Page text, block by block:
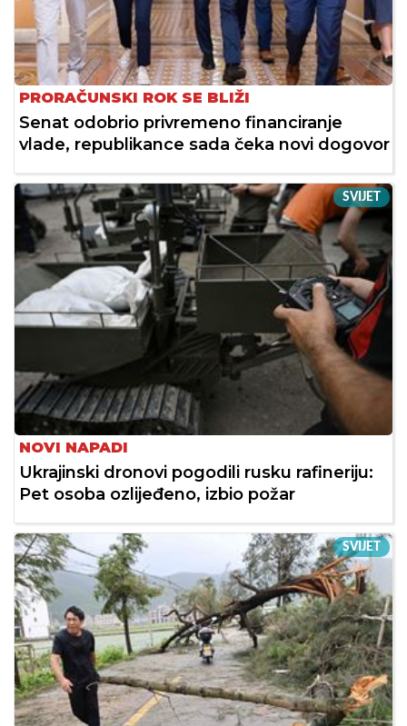
PRORAČUNSKI ROK SE BLIŽI
Senat odobrio privremeno financiranje
vlade, republikance sada čeka novi dogovor
SVIJET
NOVI NAPADI
Ukrajinski dronovi pogodili rusku rafineriju:
Pet osoba ozlijeđeno, izbio požar
SVIJET